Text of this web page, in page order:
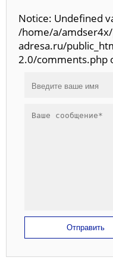
Notice: Undefined
/home/a/
adresa.ru/
2.0/comments.php
Отправить